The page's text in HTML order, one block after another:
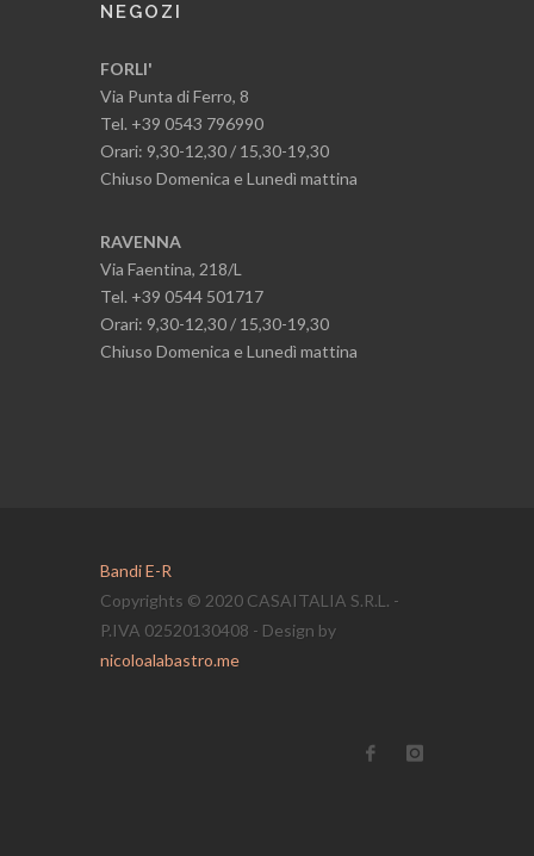
NEGOZI
FORLI'
Via Punta di Ferro, 8
Tel. +39 0543 796990
Orari: 9,30-12,30 / 15,30-19,30
Chiuso Domenica e Lunedì mattina
RAVENNA
Via Faentina, 218/L
Tel. +39 0544 501717
Orari: 9,30-12,30 / 15,30-19,30
Chiuso Domenica e Lunedì mattina
Bandi E-R
Copyrights © 2020 CASAITALIA S.R.L. -
P.IVA 02520130408 - Design by
nicoloalabastro.me